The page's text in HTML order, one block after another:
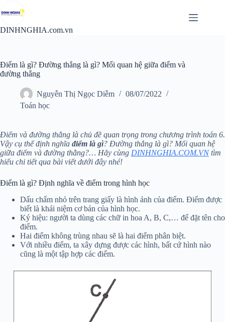
đến
nội
DINHNGHIA.com.vn
Điểm là gì? Đường thẳng là gì? Mối quan hệ giữa điểm và
đường thẳng
Nguyễn Thị Ngọc Diễm
08/07/2022
Toán học
Điểm và đường thẳng là chủ đề quan trọng trong chương trình toán 6.
Vậy cụ thể định nghĩa điểm là gì? Đường thẳng là gì? Mối quan hệ
giữa điểm và đường thẳng?… Hãy cùng DINHNGHIA.COM.VNtìm
hiểu chi tiết qua bài viết dưới đây nhé!
Điểm là gì? Định nghĩa về điểm trong hình học
Dấu chấm nhỏ trên trang giấy là hình ảnh của điểm. Điểm được
biết là khái niệm cơ bản của hình học.
Ký hiệu: người ta dùng các chữ in hoa A, B, C,… để đặt tên cho
điểm.
Hai điểm không trùng nhau sẽ là hai điểm phân biệt.
Với nhiều điểm, ta xây dựng được các hình, bất cứ hình nào
cũng là một tập hợp các điểm.